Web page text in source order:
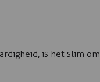
is het slim om